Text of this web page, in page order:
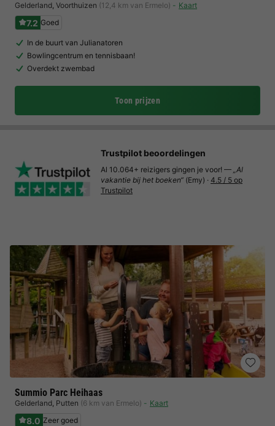
Gelderland, Voorthuizen (12,4 km van Ermelo) Kaart
7.2 Goed
In de buurt van Julianatoren
Bowlingcentrum en tennisbaan!
Overdekt zwembad
Toon prijzen
Summio Parc Heihaas
Gelderland, Putten (6 km van Ermelo) Kaart
8.0 Zeer goed
Trustpilot beoordelingen
Al 10.064+ reizigers gingen je voor! — „Al
vakantie bij het boeken“ (Emy) · 4.5 / 5 op
Trustpilot